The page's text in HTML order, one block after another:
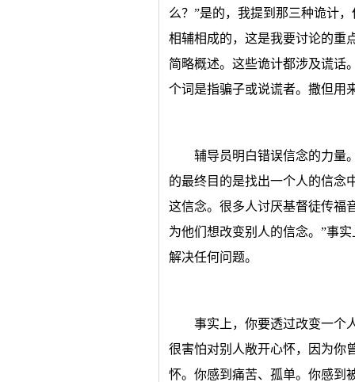
么？”是的，我提到那三种诡计
相辅相成的，这是我要讨论的重
简略概述。这些诡计都涉及谎话
个词是指骗子或说谎者。撒但用
辅导员明白错误信念的力量
的最终目的是找出一个人的信念
这信念。很多人讨厌基督徒传福
为他们想改变别人的信念。”事
解决任何问题。
事实上，你要透过改变一个
很害怕对别人敞开心怀，因为你
怀。你感到痛苦、孤单。你感到